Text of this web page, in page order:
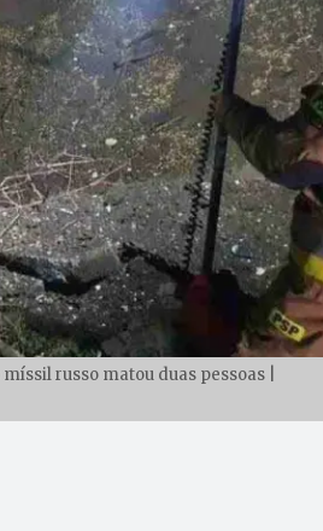
russo matou duas pessoas |